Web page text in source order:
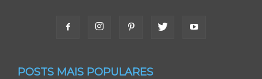
POSTS MAIS POPULARES